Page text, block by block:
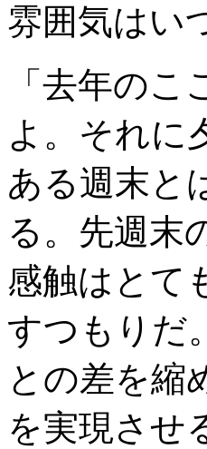
雰囲気はい
「去年の
よ。それに
ある週末と
る。先週末
感触はとて
すつもりだ
との差を縮
を実現させ